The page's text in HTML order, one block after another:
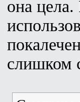
она
слишком